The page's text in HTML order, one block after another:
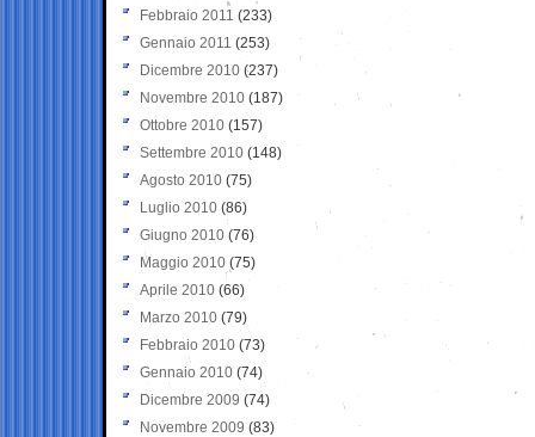
Febbraio 2011 (233)
Gennaio 2011 (253)
Dicembre 2010 (237)
Novembre 2010 (187)
Ottobre 2010 (157)
Settembre 2010 (148)
Agosto 2010 (75)
Luglio 2010 (86)
Giugno 2010 (76)
Maggio 2010 (75)
Aprile 2010 (66)
Marzo 2010 (79)
Febbraio 2010 (73)
Gennaio 2010 (74)
Dicembre 2009 (74)
Novembre 2009 (83)